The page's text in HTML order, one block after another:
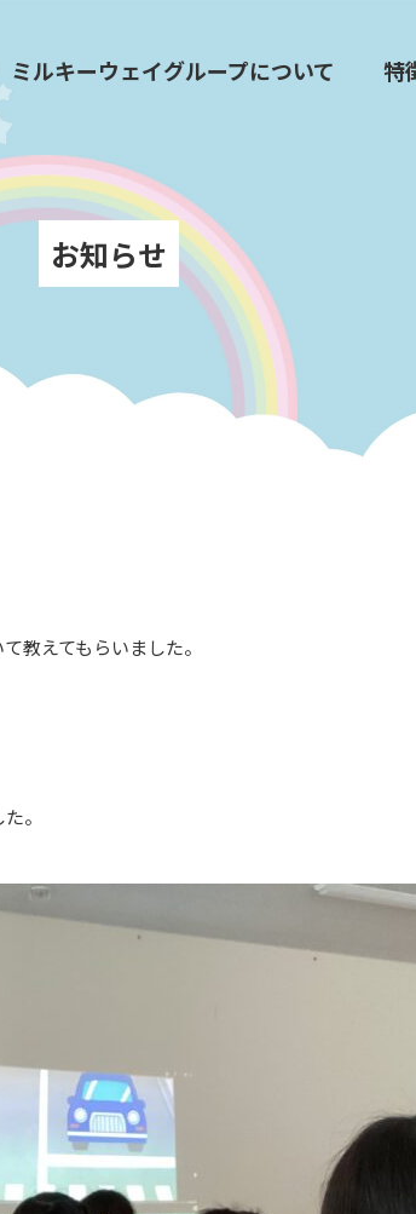
ミルキーウェイグループについて 特
お知らせ
教えてもらいました。
。